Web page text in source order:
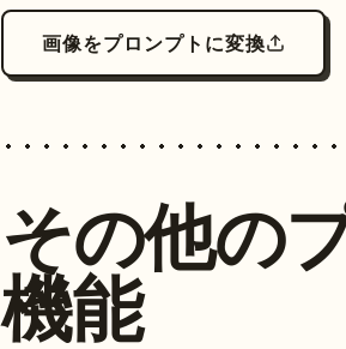
画像をプロンプトに変換
その他の
機能